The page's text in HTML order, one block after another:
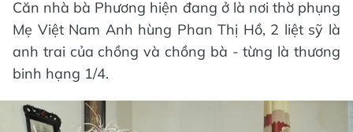
Căn nhà bà Phương hiện đang ở là nơi thờ phụng
Mẹ Việt Nam Anh hùng Phan Thị Hồ, 2 liệt sỹ là
anh trai của chồng và chồng bà - từng là thương
binh hạng 1/4.